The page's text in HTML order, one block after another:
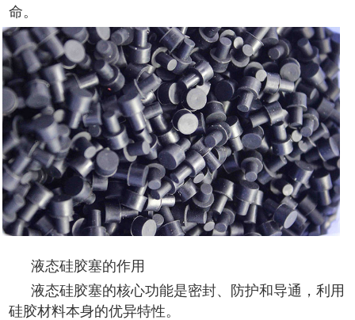
命。
液态硅胶塞的作用
液态硅胶塞的核心功能是密封、防护和导通，利用
硅胶材料本身的优异特性。